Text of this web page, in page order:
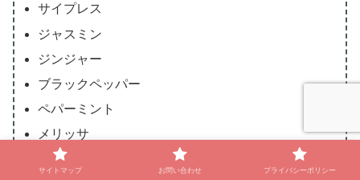
サイプレス
ジャスミン
ジンジャー
ブラックペッパー
ペパーミント
メリッサ
ヤロウ
サイトマップ お問い合わせ プライバシーポリシー